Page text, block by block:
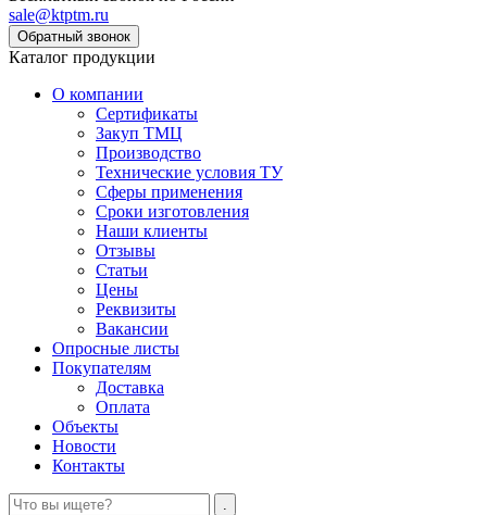
sale@ktptm.ru
Каталог продукции
О компании
Сертификаты
Закуп ТМЦ
Производство
Технические условия ТУ
Сферы применения
Сроки изготовления
Наши клиенты
Отзывы
Статьи
Цены
Реквизиты
Вакансии
Опросные листы
Покупателям
Доставка
Оплата
Объекты
Новости
Контакты